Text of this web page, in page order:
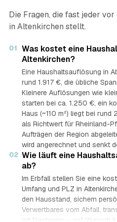
Die Fragen, die fast jeder
in Altenkirchen stellt.
01 Was kostet eine
Altenkirchen?
Eine Haushaltsauflösung in
rund 1.917 €, die übliche
Kleinere Auflösungen wie
starten bei ca. 1.250 €, ein
Haus (~110 m²) liegt bei
als Richtwert für Rheinland-
Aufträgen der Region
wird angerechnet und senkt
02 Wie läuft eine
ab?
Im Erbfall stellen Sie eine
Umfang und PLZ in
den Hausstand, sichern
Verwertbares vom Abfall,
mit Nachweis – auf Wunsch